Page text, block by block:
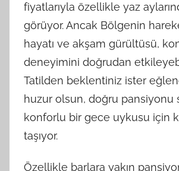
fiyatlarıyla özellikle yaz
görüyor. Ancak Bölgenin
hayatı ve akşam gürültüsü,
deneyimini doğrudan
Tatilden beklentiniz ister
huzur olsun, doğru pansiyonu
konforlu bir gece uykusu için
taşıyor.
Özellikle barlara yakın